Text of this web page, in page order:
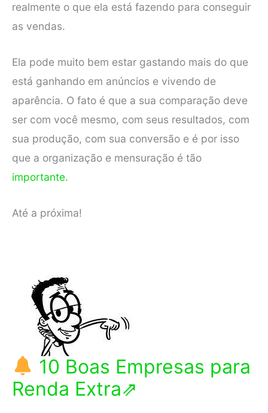
realmente o que ela está fazendo para conseguir
as vendas.
Ela pode muito bem estar gastando mais do que
está ganhando em anúncios e vivendo de
aparência. O fato é que a sua comparação deve
ser com você mesmo, com seus resultados, com
sua produção, com sua conversão e é por isso
que a organização e mensuração é tão
importante.
Até a próxima!
10 Boas Empresas para
Renda Extra⇗